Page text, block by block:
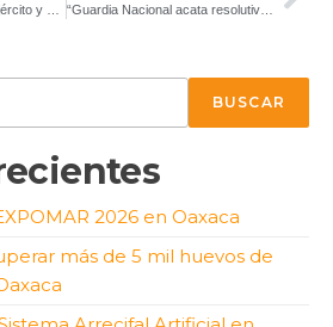
“Guardia Nacional acata resolutivos del Poder Legislativo”
BUSCAR
2026 en Oaxaca
más de 5 mil huevos de